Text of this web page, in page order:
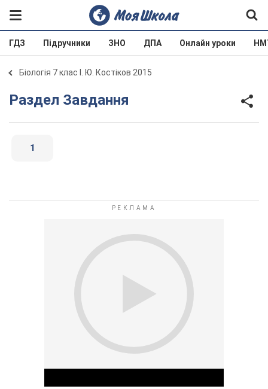
ГДЗ Підручники ЗНО ДПА Онлайн уроки
Біологія 7 клас І. Ю. Костіков 2015
Раздел Завдання
1